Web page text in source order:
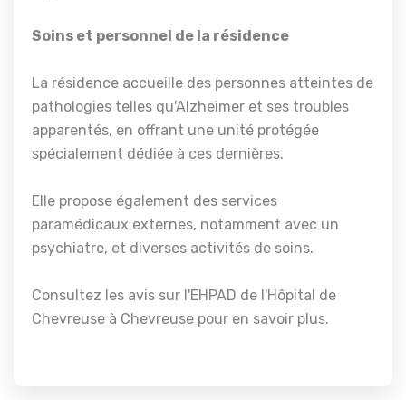
Soins et personnel de la résidence
La résidence accueille des personnes atteintes de
pathologies telles qu'Alzheimer et ses troubles
apparentés, en offrant une unité protégée
spécialement dédiée à ces dernières.
Elle propose également des services
paramédicaux externes, notamment avec un
psychiatre, et diverses activités de soins.
Consultez les avis sur l'EHPAD de l'Hôpital de
Chevreuse à Chevreuse pour en savoir plus.